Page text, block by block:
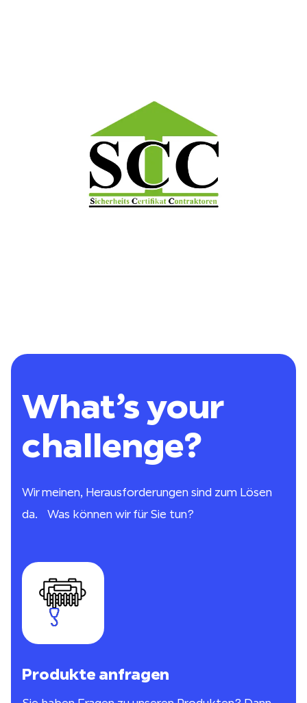
What’s your
challenge?
Wir meinen, Herausforderungen sind zum Lösen
da. Was können wir für Sie tun?
Produkte anfragen